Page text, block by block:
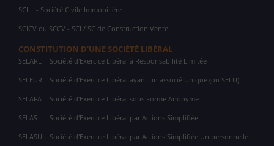
SCI - Société Civile Immobilière
SCICV ou SCCV - SCI / SC de Construction Vente
CONSTITUTION D'UNE SOCIÉTÉ LIBÉRAL
SELARL Société d'Exercice Libéral à Responsabilité Limitée
SELEURL Société d'Exercice Libéral ayant un associé Unique (ou SELU)
SELAFA Société d'Exercice Libéral sous Forme Anonyme
SELAS Société d'Exercice Libéral par Actions Simplifiée
SELASU Société d'Exercice Libéral par Actions Simplifiée Unipersonnelle